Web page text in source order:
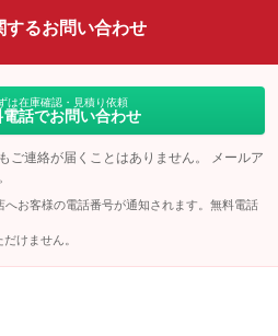
するお問い合わせ
は在庫確認・見積り依頼
電話でお問い合わせ
ご連絡が届くことはありません。 メールア
お客様の電話番号が通知されます。無料電話
けません。